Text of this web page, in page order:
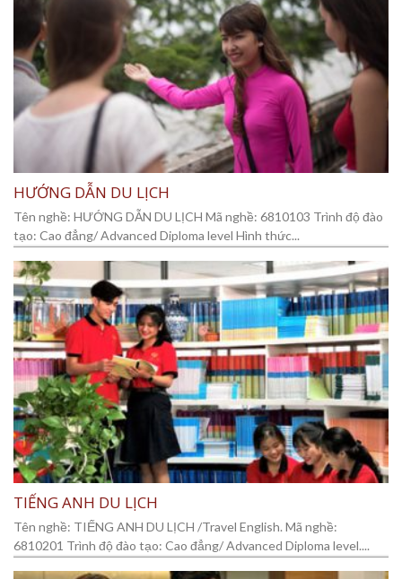
HƯỚNG DẪN DU LỊCH
Tên nghề: HƯỚNG DẪN DU LỊCH Mã nghề: 6810103 Trình độ đào
tạo: Cao đẳng/ Advanced Diploma level Hình thức...
TIẾNG ANH DU LỊCH
Tên nghề: TIẾNG ANH DU LỊCH /Travel English. Mã nghề:
6810201 Trình độ đào tạo: Cao đẳng/ Advanced Diploma level....